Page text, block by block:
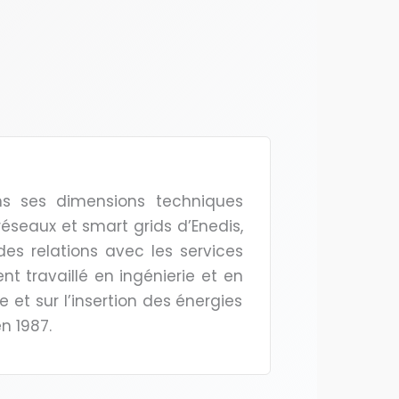
ses dimensions techniques
et smart grids d’Enedis,
relations avec les services
travaillé en ingénierie et en
et sur l’insertion des énergies
1987.